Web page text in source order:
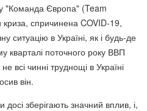
"Команда Європа" (Team
спричинена COVID-19,
ситуацію в Україні, як і будь-де
кварталі поточного року ВВП
всі чинні труднощі в Україні
він.
зберігають значний вплив, і,